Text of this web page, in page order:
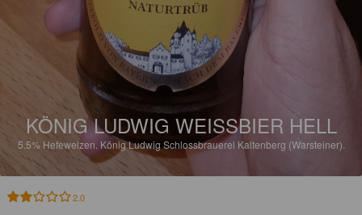
KÖNIG LUDWIG WEISSBIER HELL
5.5% Hefeweizen. König Ludwig Schlossbrauerei Kaltenberg (Warsteiner).
2.0